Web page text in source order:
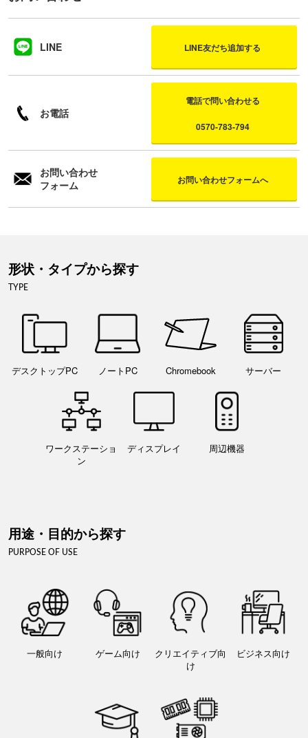
LINE LINE友だち追加する
お電話
電話で問い合わせる
0570-783-794
お問い合わせ
フォーム
お問い合わせフォームへ
形状・タイプから探す
TYPE
デスクトップPC ノートPC Chromebook サーバー
ワークステーショ
ン
ディスプレイ 周辺機器
用途・目的から探す
PURPOSE OF USE
一般向け ゲーム向け
クリエイティブ向
け
ビジネス向け